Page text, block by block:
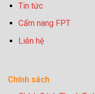
Tin tức
Cẩm nang FPT
Liên hệ
Chính sách